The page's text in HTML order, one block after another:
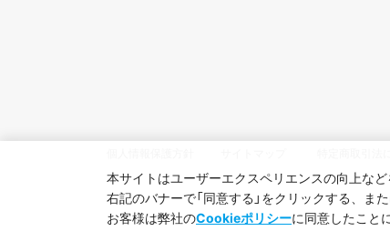
本サイトはユーザーエクスペリエンスの向上な
右記のバナーで「同意する」をクリックする、ま
お客様は弊社のCookieポリシーに同意したこと